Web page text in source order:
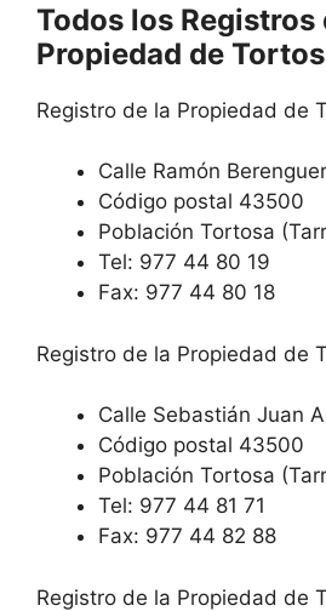
Todos los Registros
Propiedad de
Registro de la Propiedad de
Calle Ramón
Código postal 43500
Población Tortosa
Tel: 977 44 80 19
Fax: 977 44 80 18
Registro de la Propiedad de
Calle Sebastián Juan
Código postal 43500
Población Tortosa
Tel: 977 44 81 71
Fax: 977 44 82 88
Registro de la Propiedad de